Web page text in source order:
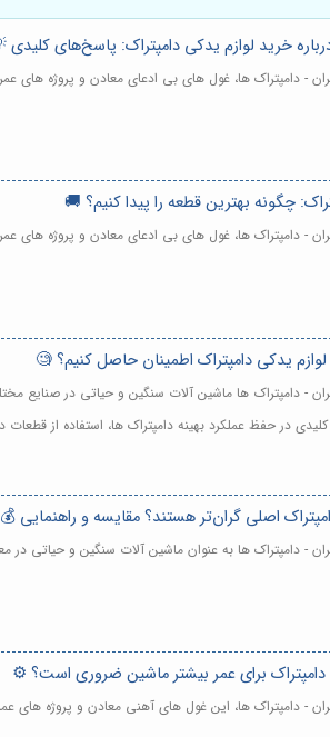
خرید لوازم یدکی دامپتراک: پاسخ‌های کلیدی
- دامپتراک ها، غول های بی ادعای معادن و پروژه
چگونه بهترین قطعه را پیدا کنیم؟ 🚚
- دامپتراک ها، غول های بی ادعای معادن و پروژه های
یدکی دامپتراک اطمینان حاصل کنیم؟ 🧐
- دامپتراک ها ماشین آلات سنگین و حیاتی در
در حفظ عملکرد بهینه دامپتراک ها، استفاده از
اصلی گران‌تر هستند؟ مقایسه و راهنمایی 💰
- دامپتراک ها به عنوان ماشین آلات سنگین و حیاتی
دامپتراک برای عمر بیشتر ماشین ضروری است؟ ⚙️
- دامپتراک ها، این غول های آهنی معادن و پروژه